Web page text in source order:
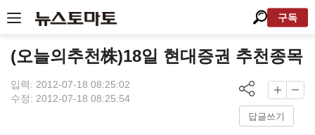
구독
(오늘의추천株)18일 현대증권 추천종목
입력: 2012-07-18 08:25:02
수정: 2012-07-18 08:25:54
답글쓰기